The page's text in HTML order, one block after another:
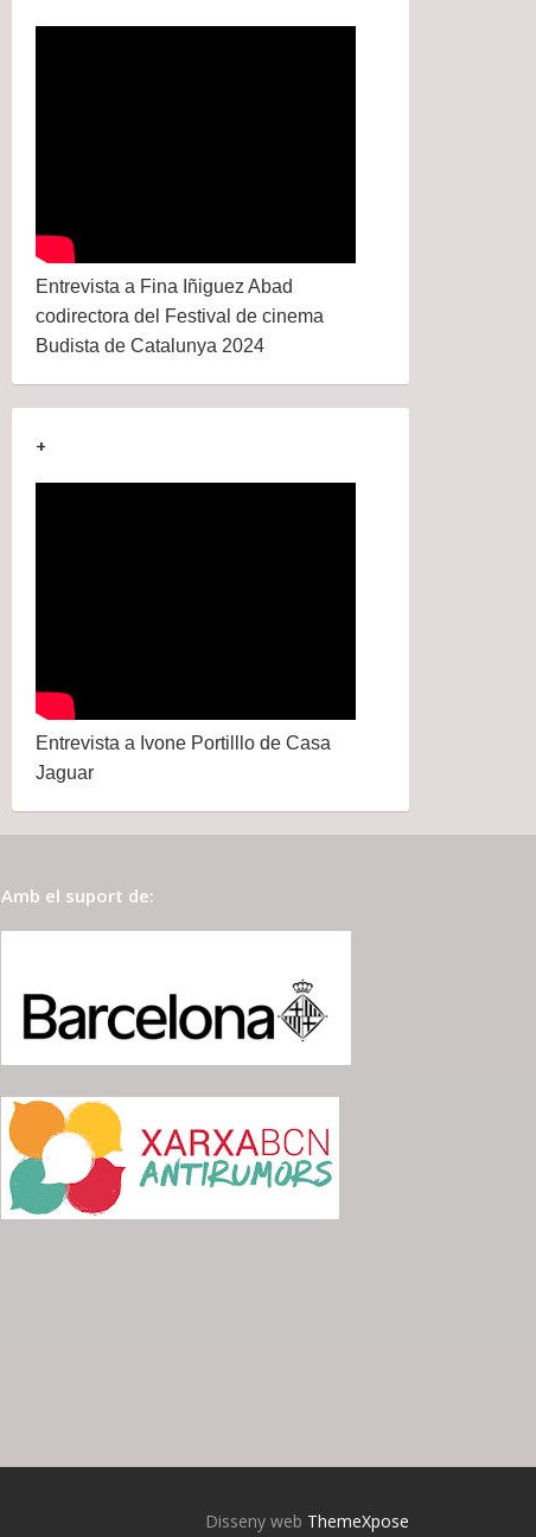
Entrevista a Fina Iñiguez Abad
codirectora del Festival de cinema
Budista de Catalunya 2024
+
Entrevista a Ivone Portilllo de Casa
Jaguar
Amb el suport de:
Disseny web ThemeXpose